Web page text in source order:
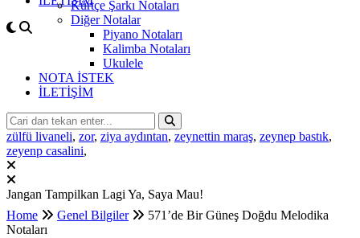
Kürtçe Şarkı Notaları
Diğer Notalar
Piyano Notaları
Kalimba Notaları
Ukulele
NOTA İSTEK
İLETİŞİM
zülfü livaneli, zor, ziya aydıntan, zeynettin maraş, zeynep bastık,
zeyenp casalini,
Jangan Tampilkan Lagi Ya, Saya Mau!
Home
Genel Bilgiler
571’de Bir Güneş Doğdu Melodika
Notaları